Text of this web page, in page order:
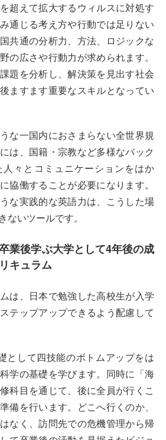
超えて拡大するウィルスに対処す
通じる考え方や行動では足りない
共通の分析力、方法、ロジックな
の広さや行動力が求められます。
題を分析し、解決策を見出す社会
ますます重要なスキルとなってい
な一国内におさまらない全世界規
は、国籍・宗教など多様なバック
々とコミュニケーションをはか
協働することが必要になります。
な実践的な英語力は、こうした場
ないツールです。
業後学ぶ大学として4年後の成
キュラム
は、日本で勉強した高校生が入学
テップアップできるよう配慮して
として四技能のボトムアップをは
学の基礎を学びます。同時に「海
科目を通じて、後に全員が行くこ
備を行います。どこへ行くのか、
なく、訪問先での危機管理から帰